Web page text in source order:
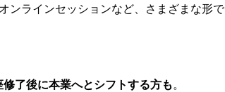
ンラインセッションなど、さまざまな形で
了後に本業へとシフトする方も 。